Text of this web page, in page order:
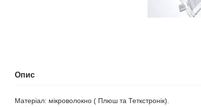
Опис
Матеріал: мікроволокно ( Плюш та Теткстронік).